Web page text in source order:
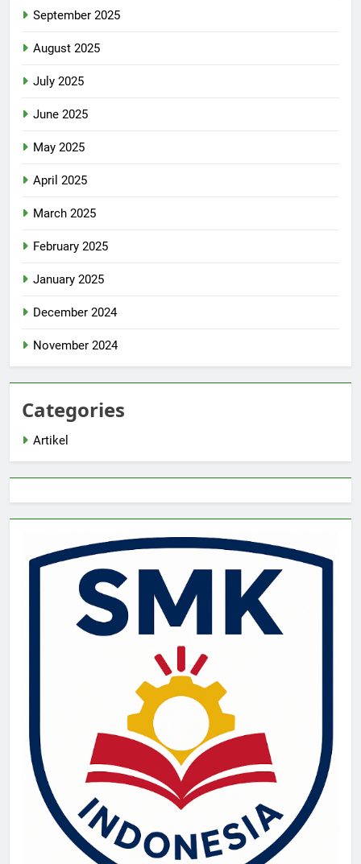
September 2025
August 2025
July 2025
June 2025
May 2025
April 2025
March 2025
February 2025
January 2025
December 2024
November 2024
Categories
Artikel